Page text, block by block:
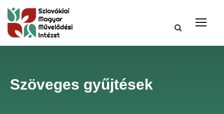
Szöveges gyűjtések